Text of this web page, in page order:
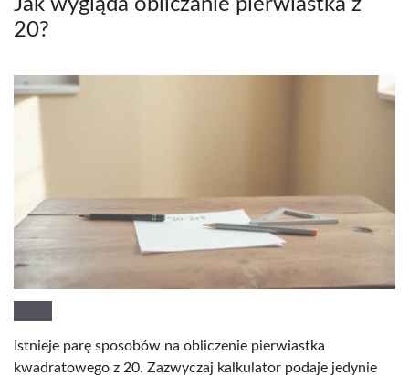
Jak wygląda obliczanie pierwiastka z
20?
Istnieje parę sposobów na obliczenie pierwiastka
kwadratowego z 20. Zazwyczaj kalkulator podaje jedynie